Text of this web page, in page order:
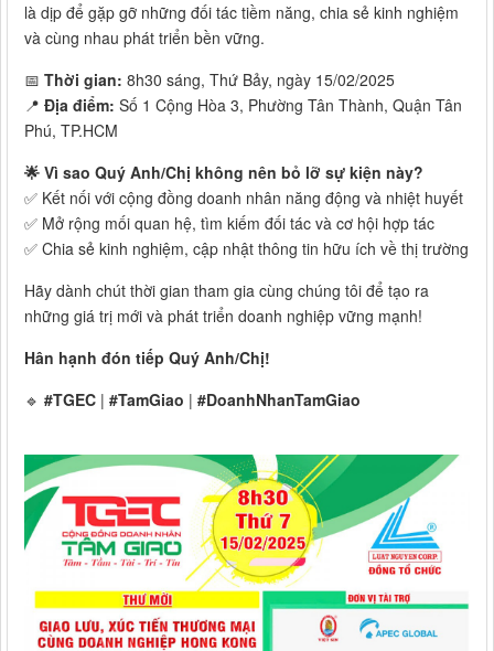
là dịp để gặp gỡ những đối tác tiềm năng, chia sẻ kinh nghiệm
và cùng nhau phát triển bền vững.
📅 Thời gian: 8h30 sáng, Thứ Bảy, ngày 15/02/2025
📍 Địa điểm: Số 1 Cộng Hòa 3, Phường Tân Thành, Quận Tân
Phú, TP.HCM
🌟 Vì sao Quý Anh/Chị không nên bỏ lỡ sự kiện này?
✅ Kết nối với cộng đồng doanh nhân năng động và nhiệt huyết
✅ Mở rộng mối quan hệ, tìm kiếm đối tác và cơ hội hợp tác
✅ Chia sẻ kinh nghiệm, cập nhật thông tin hữu ích về thị trường
Hãy dành chút thời gian tham gia cùng chúng tôi để tạo ra
những giá trị mới và phát triển doanh nghiệp vững mạnh!
Hân hạnh đón tiếp Quý Anh/Chị!
🔹 #TGEC | #TamGiao | #DoanhNhanTamGiao